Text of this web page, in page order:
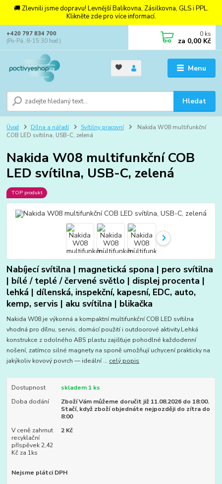
🚚 Zlevnili jsme dopravu! Levnější Balíkovna, Zásilkovna, GLS i PPL.
Klikněte zde pro více informací.
Menu
Hledat
+420 797 834 700
(Po-Pá, 8-15:30 hod.)
0 ks
za 0,00 Kč
Úvod Dílna a nářadí Svítilny pracovní
Nakida W08 multifunkční
COB LED svítilna, USB-C, zelená
Nakida W08 multifunkční COB
LED svítilna, USB-C, zelená
TOP produkt
Nabíjecí svítilna | magnetická spona | pero svítilna
| bílé / teplé / červené světlo | displej procenta |
lehká | dílenská, inspekční, kapesní, EDC, auto,
kemp, servis | aku svítilna | blikačka
Nakida W08 je výkonná a kompaktní multifunkční COB LED svítilna
vhodná pro dílnu, servis, domácí použití i outdoorové aktivity.Lehká
konstrukce z odolného ABS plastu zajišťuje pohodlné každodenní
nošení, zatímco silné magnety na sponě umožňují uchycení prakticky na
jakýkoliv kovový povrch — ideální ... celý popis
Dostupnost
skladem 1 ks
Doba dodání
Zboží Vám můžeme doručit již 11.08.2026 do 18:00.
Stačí, když zboží objednáte nejpozději do zítra do
8:00
V ceně zahrnut
recyklační
příspěvek 2,42
Kč za 1ks
2 Kč
Nejsme plátci DPH